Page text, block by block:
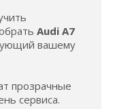
Audi A7
вашему
прозрачные
сервиса.